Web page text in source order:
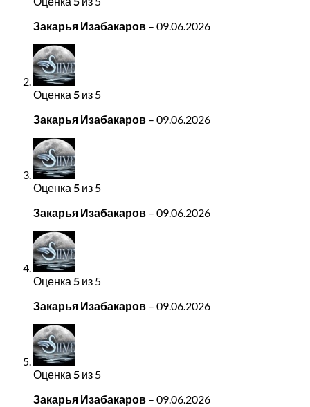
Закарья Изабакаров – 09.06.2026
Оценка 5 из 5
Закарья Изабакаров – 09.06.2026
Оценка 5 из 5
Закарья Изабакаров – 09.06.2026
Оценка 5 из 5
Закарья Изабакаров – 09.06.2026
Оценка 5 из 5
Закарья Изабакаров – 09.06.2026